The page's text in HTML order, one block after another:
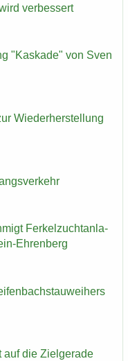
ver­bes­sert
"Kas­ka­de" von Sven
Wie­der­her­stel­lung
Fer­kel­zucht­an­la­
​Ehrenberg
auf die Ziel­ge­ra­de